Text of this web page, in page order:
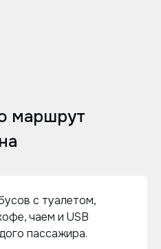
маршрут
с туалетом,
чаем и USB
пассажира.